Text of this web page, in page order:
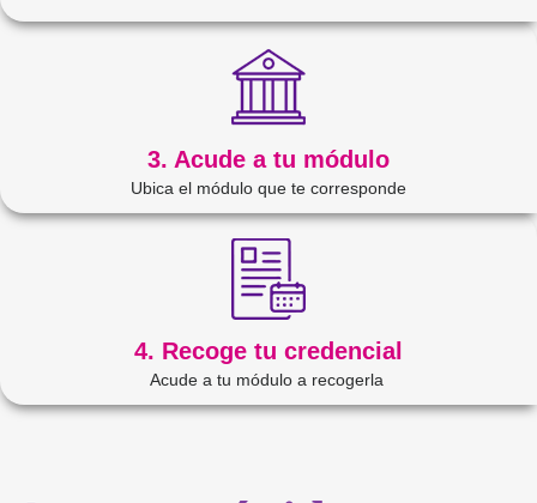
3. Acude a tu módulo
Ubica el módulo que te corresponde
4. Recoge tu credencial
Acude a tu módulo a recogerla